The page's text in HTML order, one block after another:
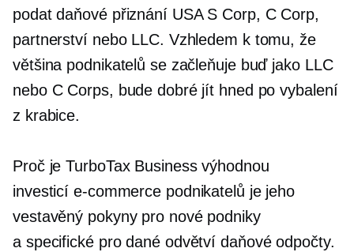
podat daňové přiznání USAS Corp, C Corp,
partnerství nebo LLC. Vzhledem k tomu, že
většina podnikatelů se začleňuje buď jako LLC
nebo C Corps, bude dobré jít hned po vybalení
z krabice.
Proč je TurboTax Business výhodnou
investicíe-commerce podnikatelů je jeho
vestavěný pokyny pro nové podniky
a specifické pro dané odvětví daňové odpočty.